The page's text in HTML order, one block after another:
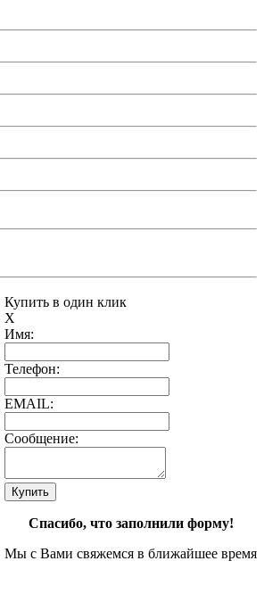
Купить в один клик
X
Имя:
Телефон:
EMAIL:
Сообщение:
Спасибо, что заполнили форму!
Мы с Вами свяжемся в ближайшее время